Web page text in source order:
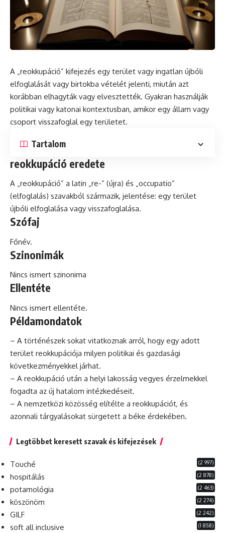
A „reokkupáció” kifejezés egy terület vagy ingatlan újbóli
elfoglalását vagy birtokba vételét jelenti, miután azt
korábban elhagyták vagy elvesztették. Gyakran használják
politikai vagy katonai kontextusban, amikor egy állam vagy
csoport visszafoglal egy területet.
Tartalom
reokkupáció eredete
A „reokkupáció” a latin „re-” (újra) és „occupatio”
(elfoglalás) szavakból származik, jelentése: egy terület
újbóli elfoglalása vagy visszafoglalása.
Szófaj
Főnév.
Szinonimák
Nincs ismert szinonima
Ellentéte
Nincs ismert ellentéte.
Példamondatok
– A történészek sokat vitatkoznak arról, hogy egy adott
terület reokkupációja milyen politikai és gazdasági
következményekkel járhat.
– A reokkupáció után a helyi lakosság vegyes érzelmekkel
fogadta az új hatalom intézkedéseit.
– A nemzetközi közösség elítélte a reokkupációt, és
azonnali tárgyalásokat sürgetett a béke érdekében.
Legtöbbet keresett szavak és kifejezések
Touché (2 997)
hospitálás (2 878)
potamológia (2 463)
köszönöm (2 274)
GILF (2 242)
soft all inclusive (1 858)